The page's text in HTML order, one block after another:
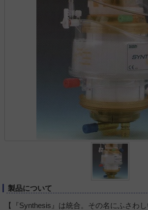
製品について
【『Synthesis』は統合。その名にふさわ